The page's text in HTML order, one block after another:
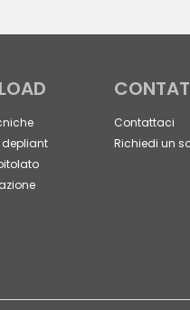
depliant
Contattaci
Richiedi un